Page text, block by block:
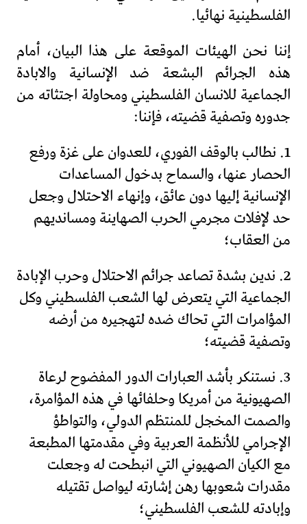
الفلسطينية نهائيا.
إننا نحن الهيئات الموقعة على هذا البيان، أمام
هذه الجرائم البشعة ضد الإنسانية والابادة
الجماعية للانسان الفلسطيني ومحاولة اجتثاته من
جدوره وتصفية قضيته، فإننا:
1. نطالب بالوقف الفوري، للعدوان على غزة ورفع
الحصار عنها، والسماح بدخول المساعدات
الإنسانية إليها دون عائق، وإنهاء الاحتلال وجعل
حد لإفلات مجرمي الحرب الصهاينة ومسانديهم
من العقاب؛
2. ندين بشدة تصاعد جرائم الاحتلال وحرب الإبادة
الجماعية التي يتعرض لها الشعب الفلسطيني وكل
المؤامرات التي تحاك ضده لتهجيره من أرضه
وتصفية قضيته؛
3. نستنكر بأشد العبارات الدور المفضوح لرعاة
الصهيونية من أمريكا وحلفائها في هذه المؤامرة،
والصمت المخجل للمنتظم الدولي، والتواطؤ
الإجرامي للأنظمة العربية وفي مقدمتها المطبعة
مع الكيان الصهيوني التي انبطحت له وجعلت
مقدرات شعوبها رهن إشارته ليواصل تقتيله
وإبادته للشعب الفلسطيني؛